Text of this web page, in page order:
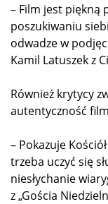
– Film jest piękną
poszukiwaniu
odwadze w
Kamil Latuszek z
Również krytycy
autentyczność
– Pokazuje
trzeba uczyć się
niesłychanie
z „Gościa